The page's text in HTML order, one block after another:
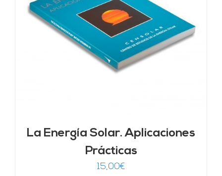
La Energía Solar. Aplicaciones
Prácticas
15,00€